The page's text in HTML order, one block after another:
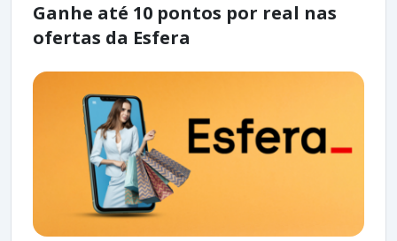
Ganhe até 10 pontos por real nas
ofertas da Esfera